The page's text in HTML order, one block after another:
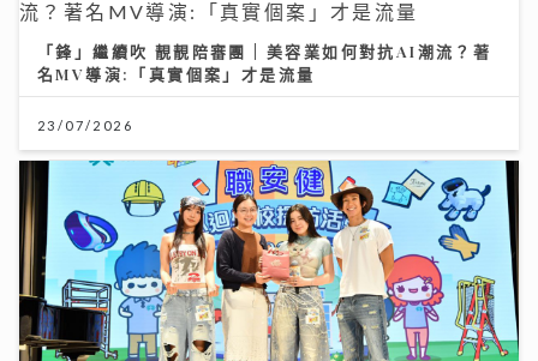
「鋒」繼續吹 靚靚陪審團 | 美容業如何對抗AI潮流？著
名MV導演:「真實個案」才是流量
23/07/2026